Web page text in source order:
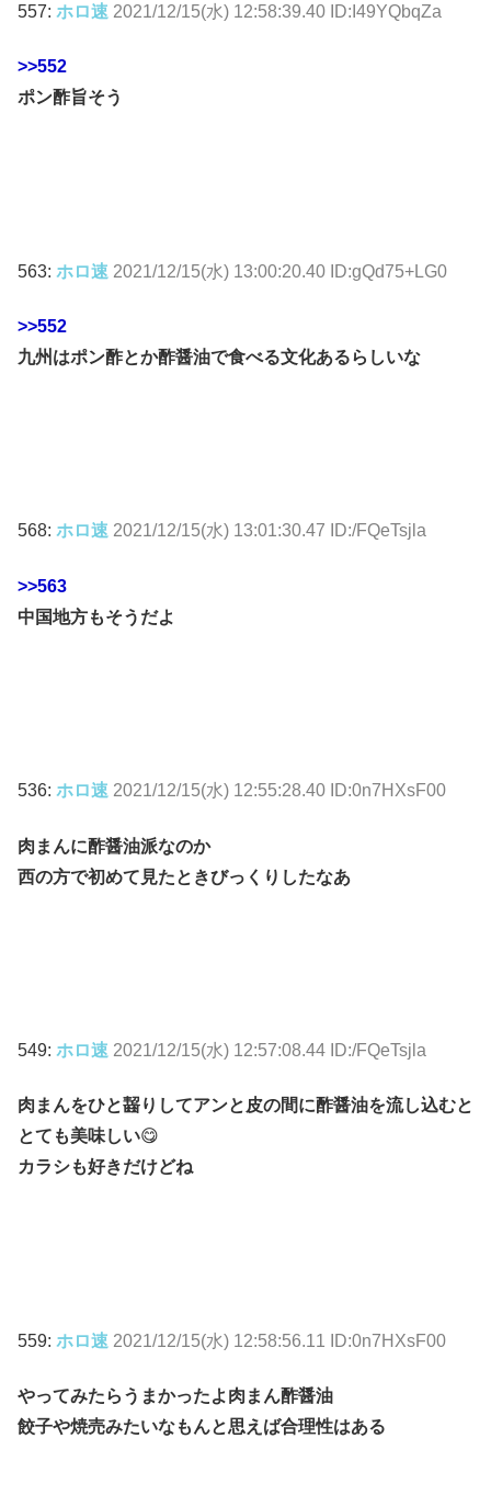
557: ホロ速 2021/12/15(水) 12:58:39.40 ID:I49YQbqZa
>>552
ポン酢旨そう
563: ホロ速 2021/12/15(水) 13:00:20.40 ID:gQd75+LG0
>>552
九州はポン酢とか酢醤油で食べる文化あるらしいな
568: ホロ速 2021/12/15(水) 13:01:30.47 ID:/FQeTsjla
>>563
中国地方もそうだよ
536: ホロ速 2021/12/15(水) 12:55:28.40 ID:0n7HXsF00
肉まんに酢醤油派なのか
西の方で初めて見たときびっくりしたなあ
549: ホロ速 2021/12/15(水) 12:57:08.44 ID:/FQeTsjla
肉まんをひと齧りしてアンと皮の間に酢醤油を流し込むと
とても美味しい😋
カラシも好きだけどね
559: ホロ速 2021/12/15(水) 12:58:56.11 ID:0n7HXsF00
やってみたらうまかったよ肉まん酢醤油
餃子や焼売みたいなもんと思えば合理性はある